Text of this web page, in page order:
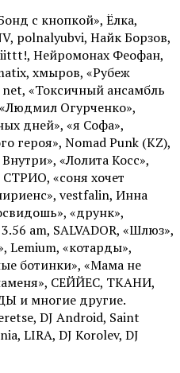
с кнопкой», Ёлка,
polnalyubvi, Найк Борзов,
Нейромонах Феофан,
хмыров, «Рубеж
«Токсичный ансамбль
Огурченко»,
дней», «я Софа»,
героя», Nomad Punk (KZ),
«Лолита Косс»,
СТРИО, «соня хочет
vestfalin, Инна
«друнк»,
am, SALVADOR, «Шлюз»,
Lemium, «котарды»,
ботинки», «Мама не
СЕЙЙЕС, ТКАНИ,
и многие другие.
DJ Android, Saint
LIRA, DJ Korolev, DJ